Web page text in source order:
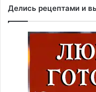
Делись рецептами и